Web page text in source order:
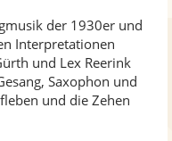
der 1930er und
Interpretationen
und Lex Reerink
Saxophon und
und die Zehen